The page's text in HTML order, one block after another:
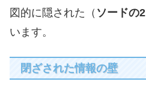
図的に隠された（ ソードの2
います。
閉ざされた情報の壁